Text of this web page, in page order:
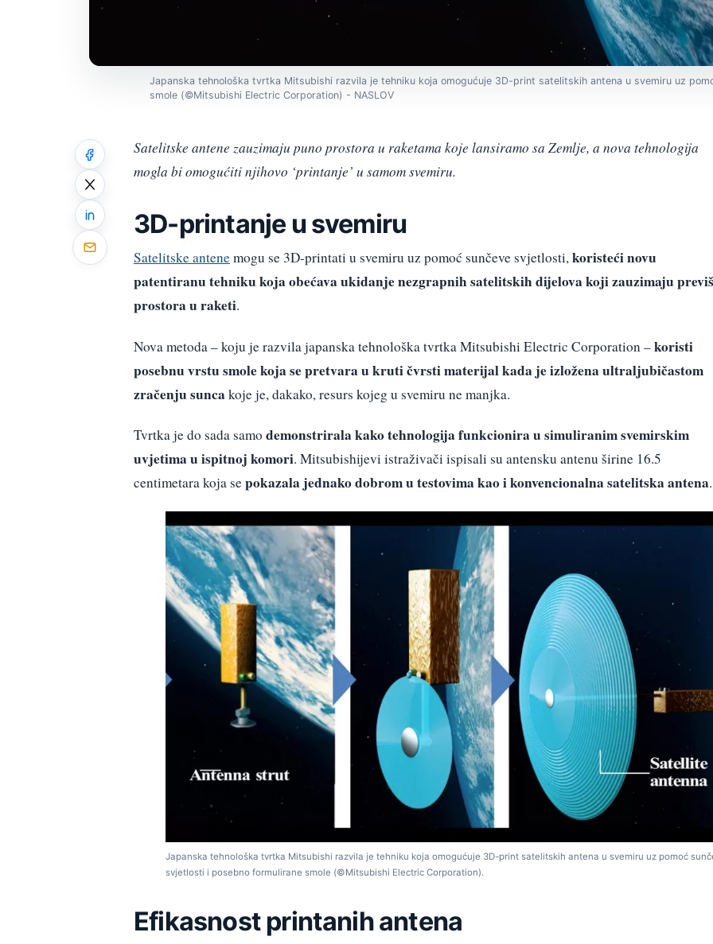
Japanska tehnološka tvrtka Mitsubishi razvila je tehniku koja omogućuje 3D-print satelitskih antena u svemiru uz
smole (©Mitsubishi Electric Corporation) - NASLOV
Satelitske antene zauzimaju puno prostora u raketama koje lansiramo sa Zemlje, a nova tehnologija
mogla bi omogućiti njihovo ‘printanje’ u samom svemiru.
3D-printanje u svemiru
Satelitske antenemogu se 3D-printati u svemiru uz pomoć sunčeve svjetlosti,koristeći novu
patentiranu tehniku koja obećava ukidanje nezgrapnih satelitskih dijelova koji zauzimaju
prostora u raketi.
Nova metoda – koju je razvila japanska tehnološka tvrtka Mitsubishi Electric Corporation –koristi
posebnu vrstu smole koja se pretvara u kruti čvrsti materijal kada je izložena ultraljubičastom
zračenju sunca koje je, dakako, resurs kojeg u svemiru ne manjka.
Tvrtka je do sada samo demonstrirala kako tehnologija funkcionira u simuliranim svemirskim
uvjetima u ispitnoj komori. Mitsubishijevi istraživači ispisali su antensku antenu širine 16.5
centimetara koja sepokazala jednako dobrom u testovima kao i konvencionalna satelitska antena.
Japanska tehnološka tvrtka Mitsubishi razvila je tehniku koja omogućuje 3D-print satelitskih antena u svemiru uz pomoć
svjetlosti i posebno formulirane smole (©Mitsubishi Electric Corporation).
Efikasnost printanih antena